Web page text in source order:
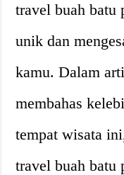
travel buah batu
unik dan
kamu. Dalam
membahas
tempat wisata
travel buah batu